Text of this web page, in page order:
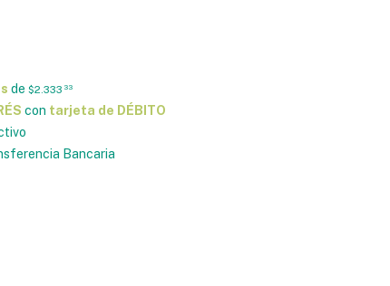
de $2.333 33
con tarjeta de DÉBITO
Bancaria